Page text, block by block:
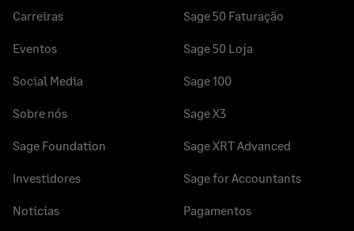
Carreiras
Eventos
Social Media
Sobre nós
Sage Foundation
Investidores
Noticias
Sage 50 Faturação
Sage 50 Loja
Sage 100
Sage X3
Sage XRT Advanced
Sage for Accountants
Pagamentos